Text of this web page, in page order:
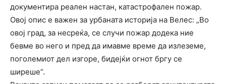
документира реален настан, катастрофален пожар.
Овој опис е важен за урбаната историја на Велес: „Во
овој град, за несреќа, се случи пожар додека ние
бевме во него и пред да имавме време да излеземе,
поголемиот дел изгоре, бидејќи огнот бргу се
ширеше“.